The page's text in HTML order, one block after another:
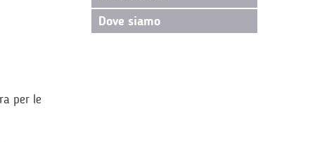
per le
Dove siamo